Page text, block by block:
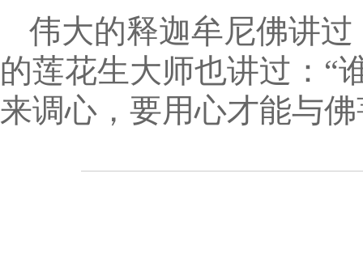
伟大的释迦牟尼佛讲
的莲花生大师也讲过：“
来调心，要用心才能与